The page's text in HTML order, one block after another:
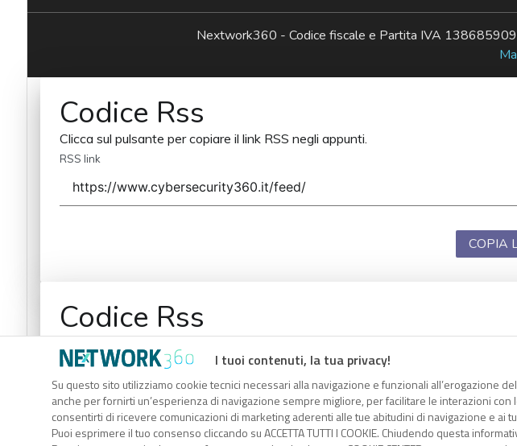
I tuoi contenuti, la tua privacy!
Su questo sito utilizziamo cookie tecnici necessari alla navigazione e funzionali all’erogazione
anche per fornirti un’esperienza di navigazione sempre migliore, per facilitare le interazioni
consentirti di ricevere comunicazioni di marketing aderenti alle tue abitudini di navigazione e ai
Puoi esprimere il tuo consenso cliccando su ACCETTA TUTTI I COOKIE. Chiudendo questa
Nextwork360 - Codice fiscale e Partita IVA
Codice Rss
Clicca sul pulsante per copiare il link RSS negli appunti.
RSS link
COPIA
Codice Rss
RSS link